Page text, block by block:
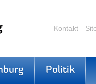
Kontakt
Politik